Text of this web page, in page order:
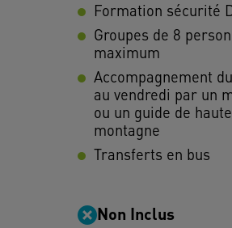
Formation sécurité
Groupes de 8
maximum
Accompagnement
au vendredi par un
ou un guide de haute
montagne
Transferts en bus
Non Inclus